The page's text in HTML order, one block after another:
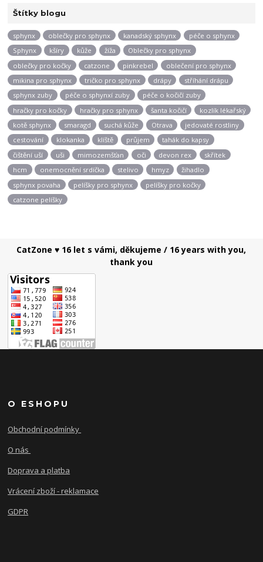
Štítky blogu
sphynx oblečky pro sphynx kanadský sphynx
péče o sphynx
Sphynx
kšíry kůže žíža
Oblečky pro sphynx
oblečky pro kočky
catzone pinkrebel
oblečení pro sphynx
mikina pro sphynx
tričko pro sphynx drápy
stříhání drápu
sphynx zuby
péče o sphynxí zuby
péče o kočičí zuby
hračky pro kočky
hračky pro sphynx šanta kočičí
kozlík lékařský
kotě sphynx
smaragd suchá kůže Otrava
jedovaté rostliny
cestování
klokanka klíště průjem
tahák do kapsy
čištění uší
uši mimozemšťan oči devon rex
skřítek
hcm
onemocnění srdíčka stelivo hmyz
žihadlo
sphynx povaha
pelíšky pro sphynx
pelíšky pro kočky
catzone pelíšky
CatZone ♥ 16 let s vámi, děkujeme / 16 years with you,
thank you
O ESHOPU
Obchodní podmínky
O nás
Doprava a platba
Vrácení zboží - reklamace
GDPR